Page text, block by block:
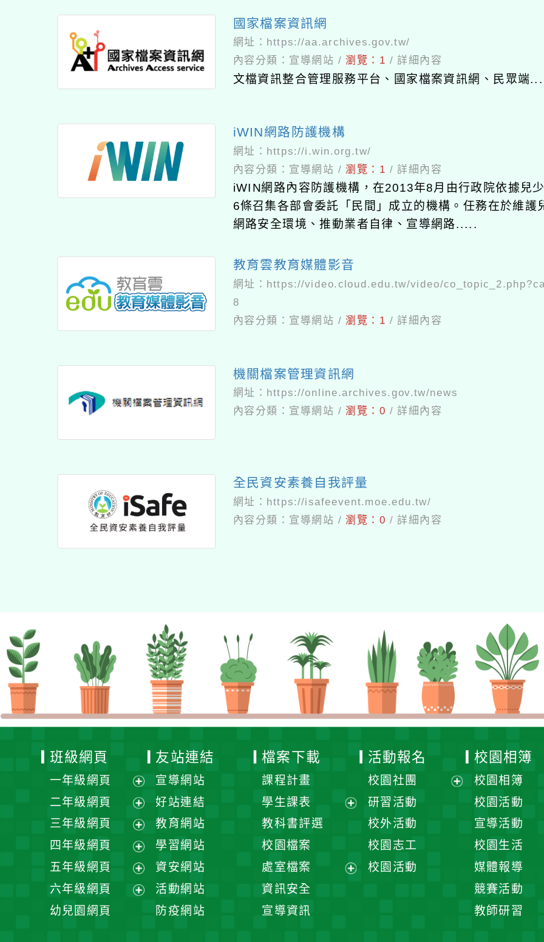
國家檔案資訊網
網址： https://aa.archives.gov.tw/
內容分類： 宣導網站 /瀏覽： 1 /詳細內容
文檔資訊整合管理服務平台、國家檔案資訊網、民眾端
iWIN網路防護機構
網址： https://i.win.org.tw/
內容分類： 宣導網站 /瀏覽： 1 /詳細內容
iWIN網路內容防護機構，在2013年8月由行政院依據兒
6條召集各部會委託「民間」成立的機構。任務在於維護
網路安全環境、推動業者自律、宣導網路.....
教育雲教育媒體影音
網址： https://video.cloud.edu.tw/video/
8
內容分類： 宣導網站 /瀏覽： 1 /詳細內容
機關檔案管理資訊網
網址： https://online.archives.gov.tw/news
內容分類： 宣導網站 /瀏覽： 0 /詳細內容
全民資安素養自我評量
網址： https://isafeevent.moe.edu.tw/
內容分類： 宣導網站 /瀏覽： 0 /詳細內容
班級網頁
一年級網頁
展
開
選
單
二年級網頁
展
選
單
三年級網頁
展
選
單
四年級網頁
展
選
五年級網頁
展
六年級網頁
幼兒園網頁
友站連結
宣導網站
好站連結
教育網站
學習網站
資安網站
活動網站
防疫網站
檔案下載
課程計畫
學生課表
單
教科書評選
校園檔案
處室檔案
資訊安全
宣導資訊
活動報名
校園社團
研習活動
校外活動
校園志工
校園活動
校園相簿
校園相簿
校園活動
宣導活動
校園生活
媒體報導
競賽活動
教師研習